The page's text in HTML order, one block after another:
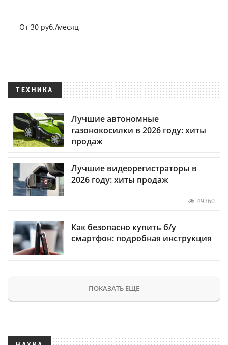
От 30 руб./месяц
ТЕХНИКА
Лучшие автономные
газонокосилки в 2026 году: хиты
продаж
Лучшие видеорегистраторы в
2026 году: хиты продаж
49360
Как безопасно купить б/у
смартфон: подробная инструкция
ПОКАЗАТЬ ЕЩЕ